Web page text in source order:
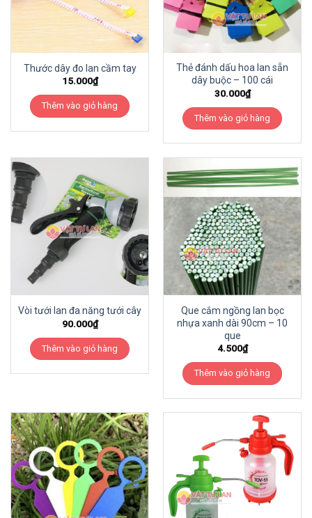
Thước dây đo lan cầm tay
15.000₫
Thêm vào giỏ hàng
Thẻ đánh dấu hoa lan sẵn
dây buộc – 100 cái
30.000₫
Thêm vào giỏ hàng
Vòi tưới lan đa năng tưới cây
90.000₫
Thêm vào giỏ hàng
Que cắm ngồng lan bọc
nhựa xanh dài 90cm – 10
que
4.500₫
Thêm vào giỏ hàng